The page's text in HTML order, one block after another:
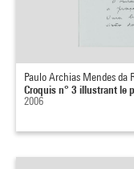
Paulo Archias Mendes da
Croquis n° 3 illustrant le
2006